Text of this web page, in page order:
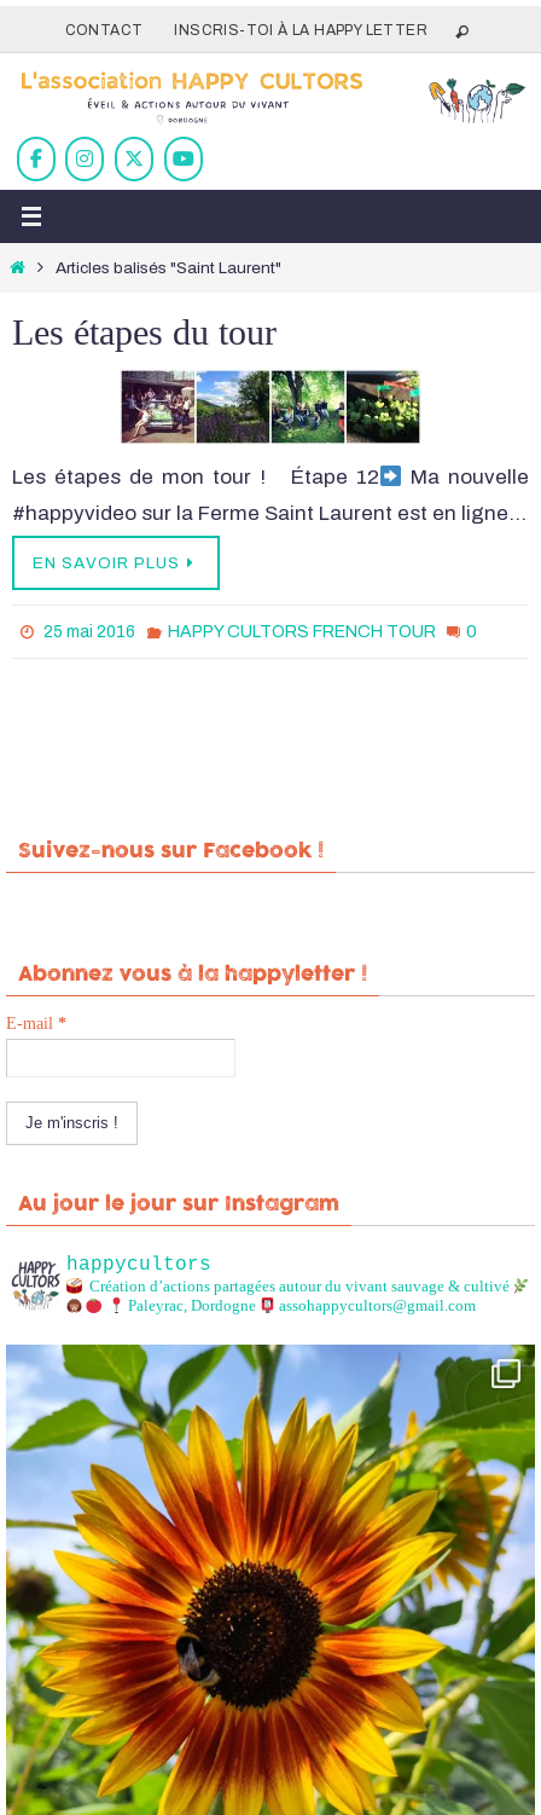
vers
contenu
CONTACT INSCRIS-TOI À LA HAPPY LETTER
HomeArticles balisés "Saint Laurent"
Les étapes du tour
Les étapes de mon tour ! Étape 12
Ma nouvelle
#happyvideo sur la Ferme Saint Laurent est en ligne…
EN SAVOIR PLUS
25 mai 2016 HAPPY CULTORS FRENCH TOUR 0
Suivez-nous sur Facebook !
Abonnez vous à la happyletter !
E-mail *
Au jour le jour sur Instagram
happycultors
Création d’actions partagées autour du vivant sauvage & cultivé
Paleyrac, Dordogne
assohappycultors@gmail.com